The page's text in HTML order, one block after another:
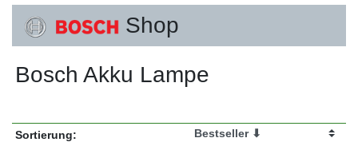
Shop
Bosch Akku Lampe
Sortierung: